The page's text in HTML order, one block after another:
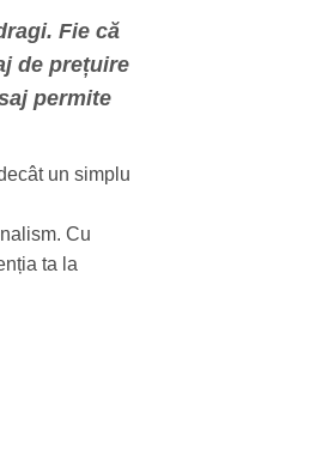
Fie că
de prețuire
permite
un simplu
Cu
ta la